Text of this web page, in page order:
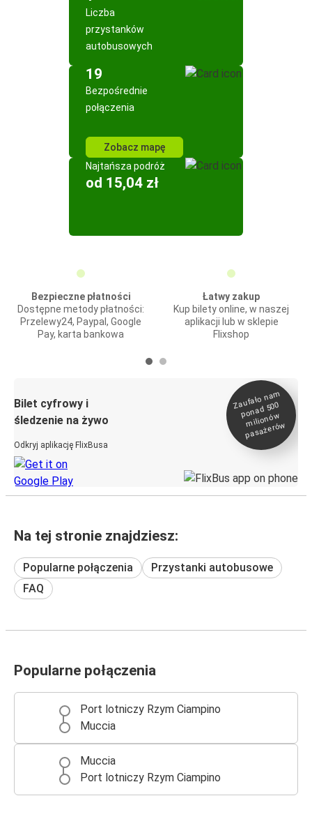
Liczba
przystanków
autobusowych
19
Bezpośrednie
połączenia
Zobacz mapę
Najtańsza podróż
od 15,04 zł
Bezpieczne płatności
Dostępne metody płatności:
Przelewy24, Paypal, Google
Pay, karta bankowa
Łatwy zakup
Kup bilety online, w naszej
aplikacji lub w sklepie
Flixshop
Bilet cyfrowy i
śledzenie na żywo
Odkryj aplikację FlixBusa
Zaufało na
m
ponad 500
milionó
w
pasażeró
w
Na tej stronie znajdziesz:
Popularne połączenia
Przystanki autobusowe
FAQ
Popularne połączenia
Port lotniczy Rzym Ciampino
Muccia
Muccia
Port lotniczy Rzym Ciampino